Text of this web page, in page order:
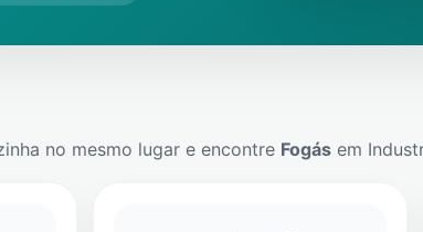
no mesmo lugar e encontre Fogás em